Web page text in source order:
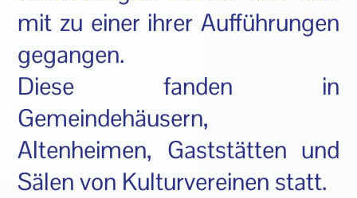
mit zu einer ihrer Aufführungen
gegangen.
Diese fanden in
Gemeindehäusern,
Altenheimen, Gaststätten und
Sälen von Kulturvereinen statt.